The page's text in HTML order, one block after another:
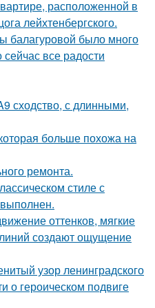
расположенной в
лейхтенбергского.
балагуровой было много
все радости
сходство, с длинными,
больше похожа на
ремонта.
стиле с
оттенков, мягкие
создают ощущение
узор ленинградского
о героическом подвиге